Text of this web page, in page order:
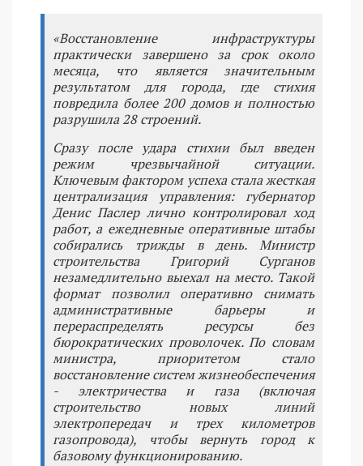
«Восстановление инфраструктуры
практически завершено за срок около
месяца, что является значительным
результатом для города, где стихия
повредила более 200 домов и полностью
разрушила 28 строений.
Сразу после удара стихии был введен
режим чрезвычайной ситуации.
Ключевым фактором успеха стала жесткая
централизация управления: губернатор
Денис Паслер лично контролировал ход
работ, а ежедневные оперативные штабы
собирались трижды в день. Министр
строительства Григорий Сурганов
незамедлительно выехал на место. Такой
формат позволил оперативно снимать
административные барьеры и
перераспределять ресурсы без
бюрократических проволочек. По словам
министра, приоритетом стало
восстановление систем жизнеобеспечения
- электричества и газа (включая
строительство новых линий
электропередач и трех километров
газопровода), чтобы вернуть город к
базовому функционированию.